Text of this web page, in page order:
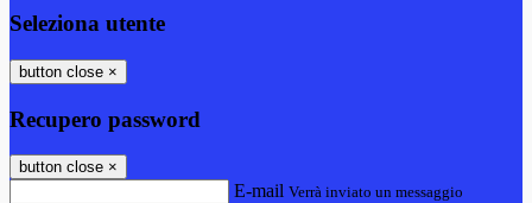
Seleziona utente
button close ×
Recupero password
button close ×
E-mail Verrà inviato un messaggio